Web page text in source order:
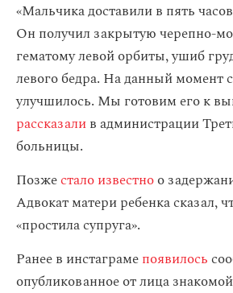
«Мальчика доставили в пять
Он получил закрытую черепно-
гематому левой орбиты, ушиб
левого бедра. На данный момент
улучшилось. Мы готовим его к
рассказалив администрации
больницы.
Позжестало известноо
Адвокат матери ребенка сказал,
«простила супруга».
Ранее в инстаграмепоявилось
опубликованное от лица